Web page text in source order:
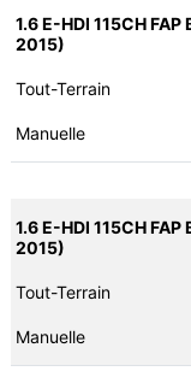
1.6 E-HDI 115CH
2015)
Tout-Terrain
Manuelle
1.6 E-HDI 115CH
2015)
Tout-Terrain
Manuelle